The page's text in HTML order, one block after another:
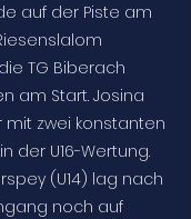
auf der Piste am
TG Biberach
am Start. Josina
mit zwei konstanten
der U16-Wertung.
(U14) lag nach
noch auf